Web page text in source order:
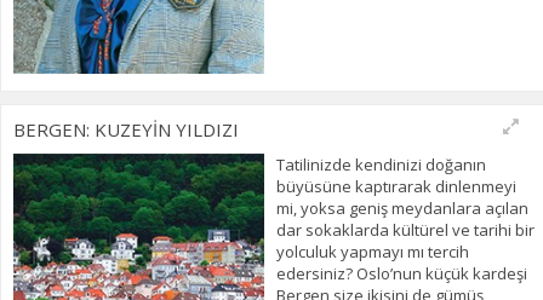
BERGEN: KUZEYİN YILDIZI
Tatilinizde kendinizi doğanın
büyüsüne kaptırarak dinlenmeyi
mi, yoksa geniş meydanlara açılan
dar sokaklarda kültürel ve tarihi bir
yolculuk yapmayı mı tercih
edersiniz? Oslo’nun küçük kardeşi
Bergen size ikisini de gümüş